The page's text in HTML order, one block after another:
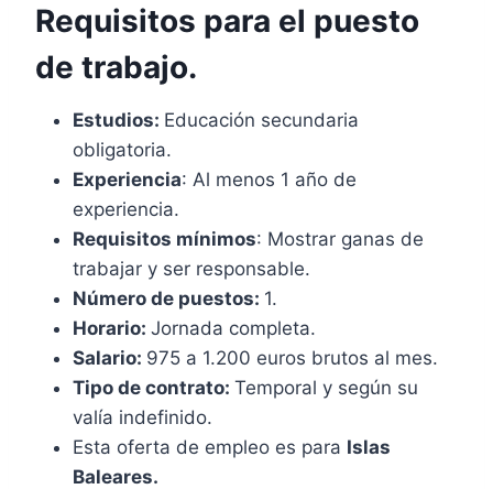
Requisitos para el puesto
de trabajo.
Estudios: Educación secundaria
obligatoria.
Experiencia: Al menos 1 año de
experiencia.
Requisitos mínimos: Mostrar ganas de
trabajar y ser responsable.
Número de puestos: 1.
Horario: Jornada completa.
Salario: 975 a 1.200 euros brutos al mes.
Tipo de contrato: Temporal y según su
valía indefinido.
Esta oferta de empleo es para Islas
Baleares.